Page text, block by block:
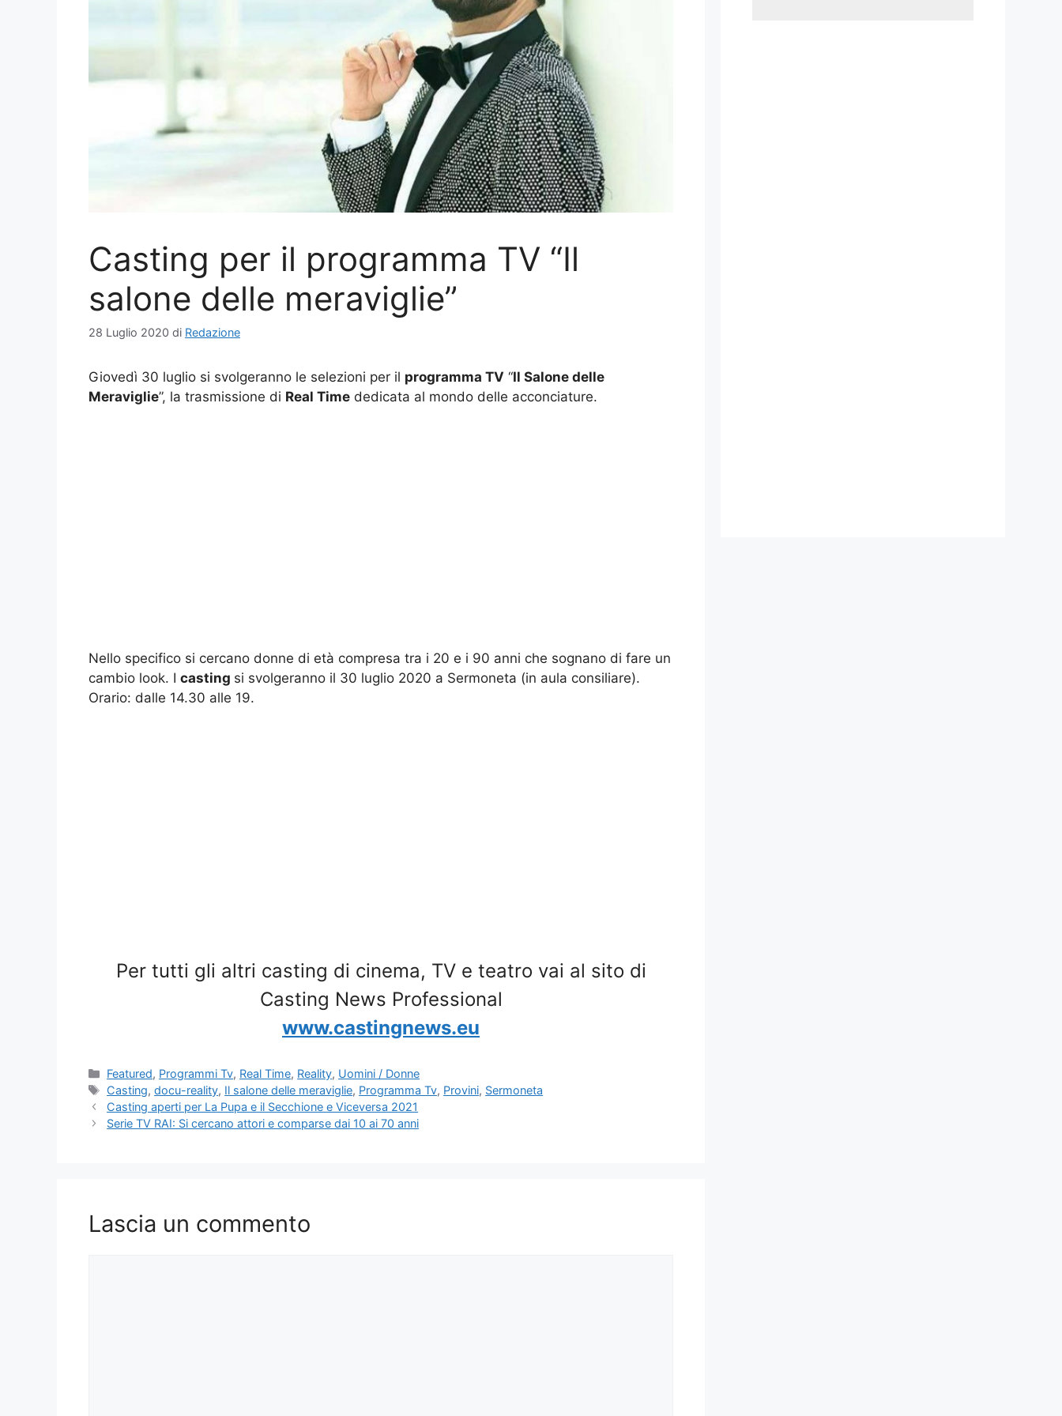
Casting per il programma TV “Il
salone delle meraviglie”
28 Luglio 2020 di Redazione
Giovedì 30 luglio si svolgeranno le selezioni per il programma TV “Il Salone delle
Meraviglie”, la trasmissione di Real Time dedicata al mondo delle acconciature.
Nello specifico si cercano donne di età compresa tra i 20 e i 90 anni che sognano di fare un
cambio look. I casting si svolgeranno il 30 luglio 2020 a Sermoneta (in aula consiliare).
Orario: dalle 14.30 alle 19.
Per tutti gli altri casting di cinema, TV e teatro vai al sito di
Casting News Professional
www.castingnews.eu
Categorie
Featured, Programmi Tv, Real Time, Reality, Uomini / Donne
Tag
Casting,docu-reality, Il salone delle meraviglie, Programma Tv, Provini, Sermoneta
Casting aperti per La Pupa e il Secchione e Viceversa 2021
Serie TV RAI: Si cercano attori e comparse dai 10 ai 70 anni
Lascia un commento